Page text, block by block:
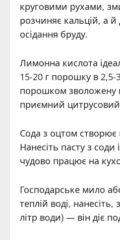
круговими рухами,
розчиняє кальцій, а
осідання бруду.
Лимонна кислота
15-20 г порошку в
порошком зволожену
приємний
Сода з оцтом створює
Нанесіть пасту з
чудово працює на
Господарське мило
теплій воді,
літр води) — він діє